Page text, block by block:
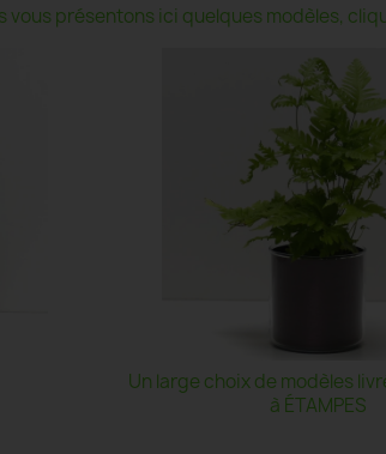
vous présentons ici quelques modèles,
Un large choix de modèles
à ÉTAMPES